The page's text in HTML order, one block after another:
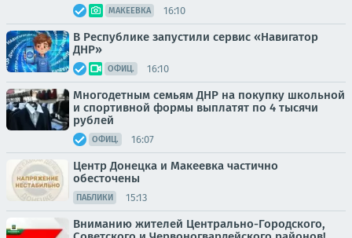
МАКЕЕВКА 16:10
В Республике запустили сервис «Навигатор
ДНР»
ОФИЦ. 16:10
Многодетным семьям ДНР на покупку школьной
и спортивной формы выплатят по 4 тысячи
рублей
ОФИЦ. 16:07
Центр Донецка и Макеевка частично
обесточены
ПАБЛИКИ 15:13
Вниманию жителей Центрально-Городского,